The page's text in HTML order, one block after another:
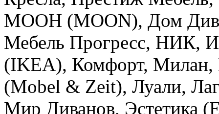
МООН (MOON), Дом
Мебель Прогресс, НИК,
(IKEA), Комфорт, Милан,
(Mobel & Zeit), Луали,
Мир Диванов, Эстетика